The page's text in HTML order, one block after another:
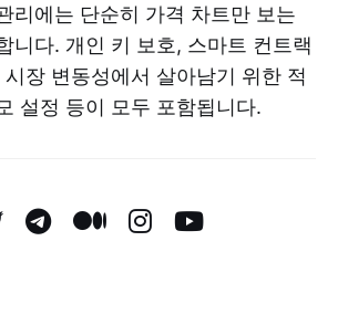
리에는 단순히 가격 차트만 보는
니다. 개인 키 보호, 스마트 컨트랙
시장 변동성에서 살아남기 위한 적
설정 등이 모두 포함됩니다.